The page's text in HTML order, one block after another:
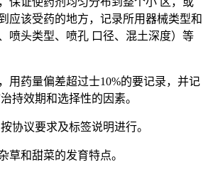
应该受药的地方，记录所用器械类型和
喷头类型、喷孔 口径、混土深度）等
用药量偏差超过士10%的要记录，并记
持效期和选择性的因素。
协议要求及标签说明进行。
草和甜菜的发育特点。